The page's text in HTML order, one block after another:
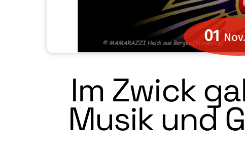
01 Nov.
Im Zwick
Musik und